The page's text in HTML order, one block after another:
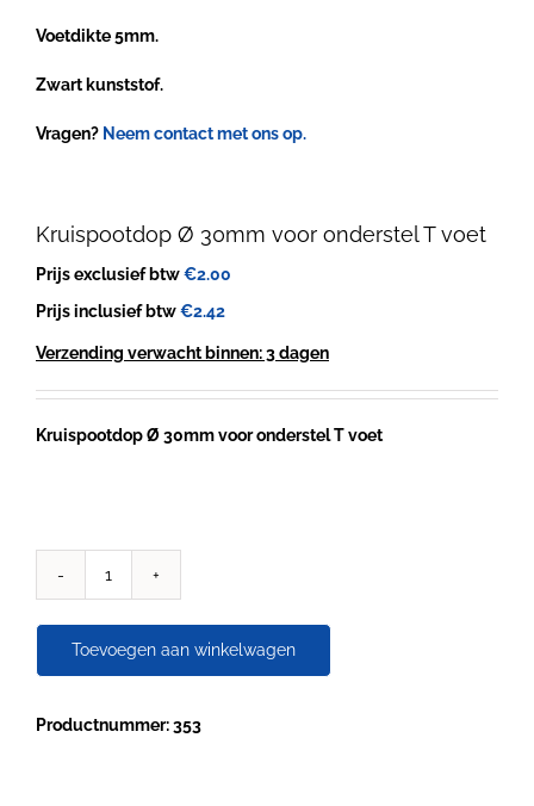
Kruispootdop Ø 30mm voor onderstel T voet
Prijs exclusief btw€2.00
Prijs inclusief btw€2.42
Verzending verwacht binnen: 3 dagen
Kruispootdop Ø 30mm voor onderstel T voet
Kruispootdop
voor
voet
Toevoegen aan winkelwagen
Productnummer: 353
Voetdikte 5mm.
Zwart kunststof.
Vragen? Neem contact met ons op.